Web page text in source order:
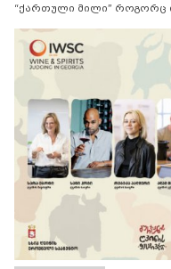
“ქართული მილი” როგორც